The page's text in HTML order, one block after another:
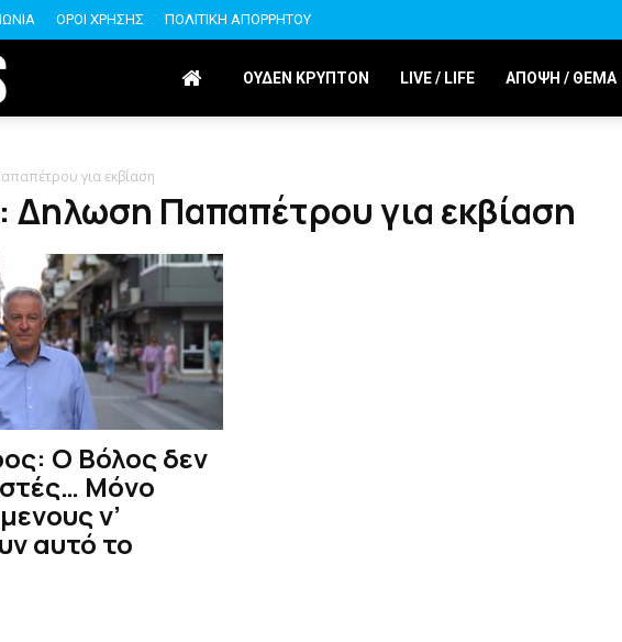
ΟΡΟΙ ΧΡΗΣΗΣ ΠΟΛΙΤΙΚΗ ΑΠΟΡΡΗΤΟΥ
istigmes ΟΥΔΕΝ ΚΡΥΠΤΟΝ LIVE / LIFE ΑΠΟΨΗ / ΘΕΜΑ
για εκβίαση
Δηλωση Παπαπέτρου για εκβίαση
Ο Βόλος δεν
Μόνο
ν’
αυτό το